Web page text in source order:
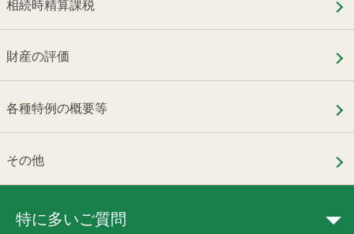
相続時精算課税
財産の評価
各種特例の概要等
その他
特に多いご質問